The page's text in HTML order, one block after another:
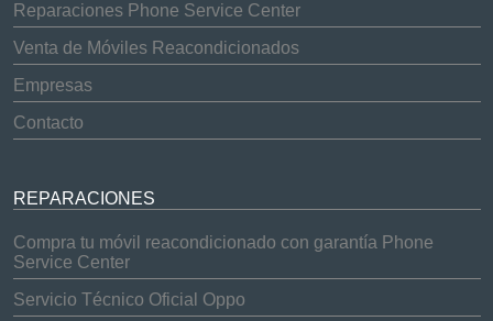
Reparaciones Phone Service Center
Venta de Móviles Reacondicionados
Empresas
Contacto
REPARACIONES
Compra tu móvil reacondicionado con garantía Phone
Service Center
Servicio Técnico Oficial Oppo